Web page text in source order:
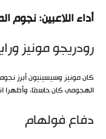
أداء اللاعبين: نجوم
رودريجو مونيز
كان مونيز وسيسينيون أبرز
الهجومي كان حاسمًا، وأظهرا
دفاع فولهام